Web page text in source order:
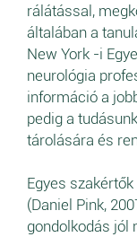
rálátással,
általában a
New York -i
neurológia
információ a
pedig a
tárolására és
Egyes
(Daniel Pink,
gondolkodás jól